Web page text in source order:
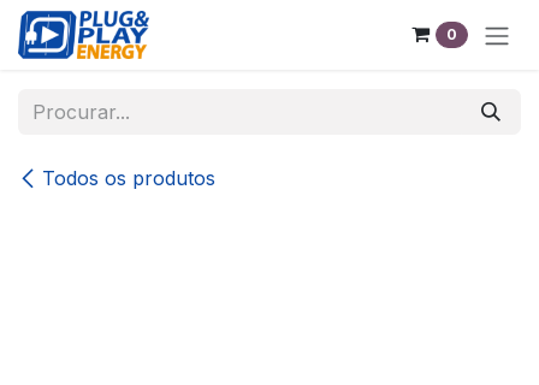
Pular para o conteúdo
0
Todos os produtos